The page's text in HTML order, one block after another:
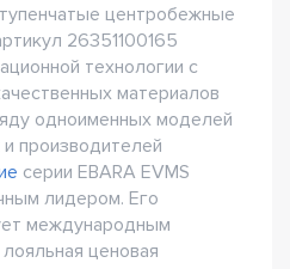
центробежные
26351100165
технологии с
материалов
одноименных моделей
производителей
серии EBARA EVMS
лидером. Его
международным
ценовая